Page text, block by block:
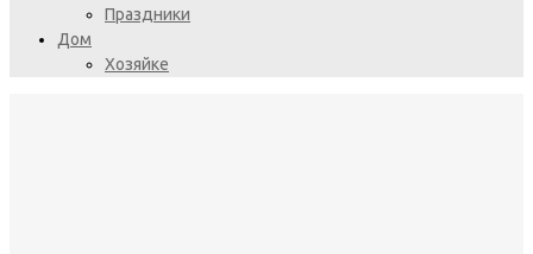
Праздники
Дом
Хозяйке